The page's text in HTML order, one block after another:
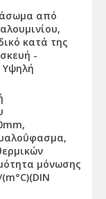
από
κατά της
-
Υψηλή
μόνωσης